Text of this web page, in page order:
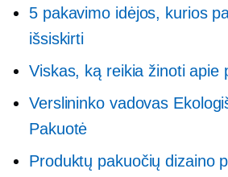
5 pakavimo idėjos, kurios
išsiskirti
Viskas, ką reikia žinoti apie
Verslininko vadovas
Pakuotė
Produktų pakuočių dizaino